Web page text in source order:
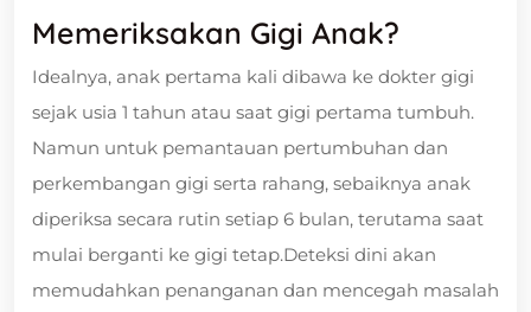
Memeriksakan Gigi Anak?
Idealnya, anak pertama kali dibawa ke dokter gigi
sejak usia 1 tahun atau saat gigi pertama tumbuh.
Namun untuk pemantauan pertumbuhan dan
perkembangan gigi serta rahang, sebaiknya anak
diperiksa secara rutin setiap 6 bulan, terutama saat
mulai berganti ke gigi tetap.Deteksi dini akan
memudahkan penanganan dan mencegah masalah